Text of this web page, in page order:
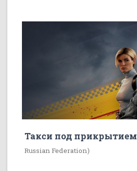
Такси под прикрытием
Russian Federation)